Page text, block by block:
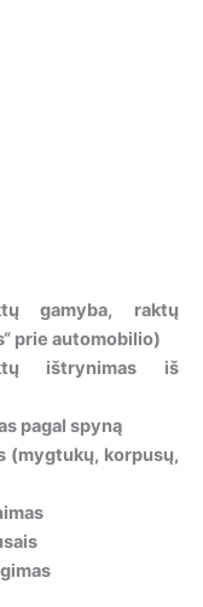
gamyba, raktų
prie automobilio)
ištrynimas iš
pagal spyną
(mygtukų, korpusų,